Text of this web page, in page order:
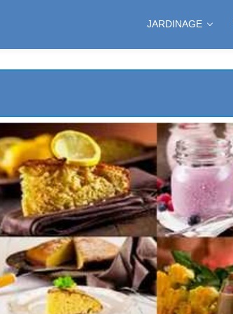
JARDINAGE
AUX ABRICOTS
AUX FRAMBOISES